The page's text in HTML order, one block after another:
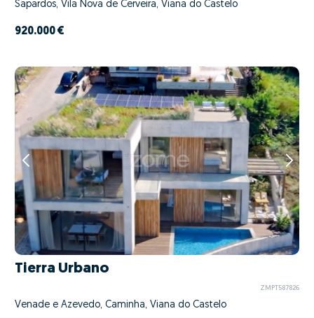
Sapardos, Vila Nova de Cerveira, Viana do Castelo
920.000 €
Tierra Urbano
ZMPT587826
Venade e Azevedo, Caminha, Viana do Castelo